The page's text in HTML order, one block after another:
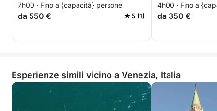
7h00 · Fino a {capacità} persone
da 550 € 5 (1)
4h00 · Fino a
da 350 €
Esperienze simili vicino a Venezia, Italia